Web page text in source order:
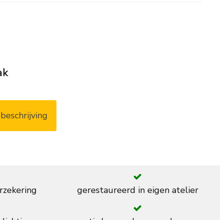
gerestaureerd in eigen atelier